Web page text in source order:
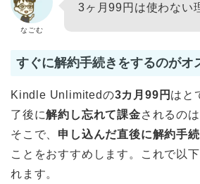
なごむ
3ヶ月99円は使わない
すぐに解約手続きをするのがオ
Kindle Unlimitedの3カ月99円 はと
了後に解約し忘れて課金されるの
そこで、 申し込んだ直後に解約手
ことをおすすめします。これで以
れます。